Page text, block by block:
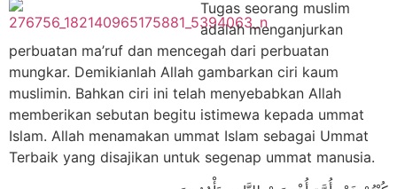
Tugas seorang muslim
adalah menganjurkan
perbuatan ma’ruf dan mencegah dari perbuatan
mungkar. Demikianlah Allah gambarkan ciri kaum
muslimin. Bahkan ciri ini telah menyebabkan Allah
memberikan sebutan begitu istimewa kepada ummat
Islam. Allah menamakan ummat Islam sebagai Ummat
Terbaik yang disajikan untuk segenap ummat manusia.